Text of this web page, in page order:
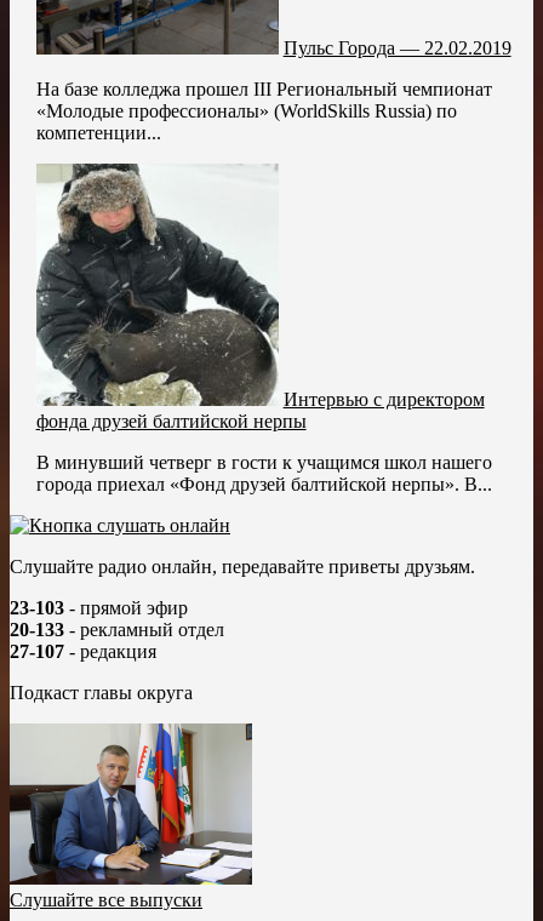
Пульс Города — 22.02.2019
На базе колледжа прошел III Региональный чемпионат
«Молодые профессионалы» (WorldSkills Russia) по
компетенции...
Интервью с директором
фонда друзей балтийской нерпы
В минувший четверг в гости к учащимся школ нашего
города приехал «Фонд друзей балтийской нерпы». В...
Слушайте радио онлайн, передавайте приветы друзьям.
23-103 - прямой эфир
20-133 - рекламный отдел
27-107 - редакция
Подкаст главы округа
Слушайте все выпуски